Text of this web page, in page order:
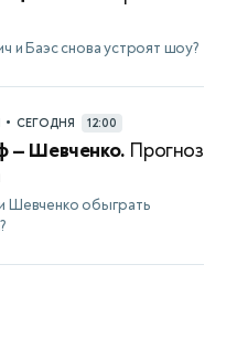
и Баэс снова устроят шоу?
• СЕГОДНЯ 12:00
— Шевченко. Прогноз
Шевченко обыграть